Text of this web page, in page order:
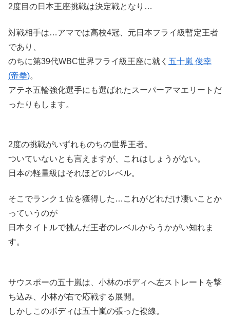
2度目の日本王座挑戦は決定戦となり…
対戦相手は…アマでは高校4冠、元日本フライ級暫定王者
であり、
のちに第39代WBC世界フライ級王座に就く 五十嵐 俊幸
(帝拳)。
アテネ五輪強化選手にも選ばれたスーパーアマエリートだ
ったりもします。
2度の挑戦がいずれものちの世界王者。
ついていないとも言えますが、これはしょうがない。
日本の軽量級はそれほどのレベル。
そこでランク１位を獲得した…これがどれだけ凄いことか
っていうのが
日本タイトルで挑んだ王者のレベルからうかがい知れま
す。
サウスポーの五十嵐は、小林のボディへ左ストレートを撃
ち込み、小林が右で応戦する展開。
しかしこのボディは五十嵐の張った複線。